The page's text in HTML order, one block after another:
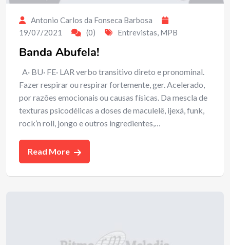
Antonio Carlos da Fonseca Barbosa
19/07/2021
(0) Entrevistas, MPB
Banda Abufela!
A· BU· FE· LAR verbo transitivo direto e pronominal.
Fazer respirar ou respirar fortemente, ger. Acelerado,
por razões emocionais ou causas físicas. Da mescla de
texturas psicodélicas a doses de maculelê, ijexá, funk,
rock’n roll, jongo e outros ingredientes,…
Read More